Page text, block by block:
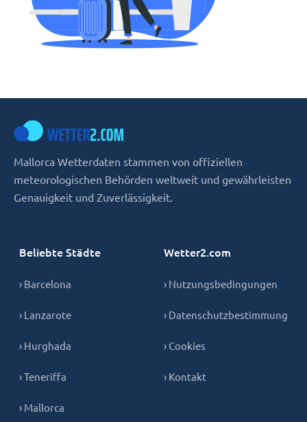
Mallorca Wetterdaten stammen von offiziellen
meteorologischen Behörden weltweit und gewährleisten
Genauigkeit und Zuverlässigkeit.
Beliebte Städte
› Barcelona
› Lanzarote
› Hurghada
› Teneriffa
› Mallorca
Wetter2.com
› Nutzungsbedingungen
› Datenschutzbestimmung
› Cookies
› Kontakt